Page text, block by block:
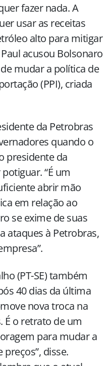
fazer nada. A
usar as receitas
alto para mitigar
acusou Bolsonaro
mudar a política de
(PPI), criada
da Petrobras
quando o
presidente da
“É um
abrir mão
em relação ao
se exime de suas
ataques à Petrobras,
(PT-SE) também
40 dias da última
nova troca na
É o retrato de um
para mudar a
disse.